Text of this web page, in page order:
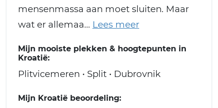
mensenmassa aan moet sluiten. Maar
wat er allemaa
Mijn mooiste plekken & hoogtepunten in
Kroatië:
Plitvicemeren • Split • Dubrovnik
Mijn Kroatië beoordeling: